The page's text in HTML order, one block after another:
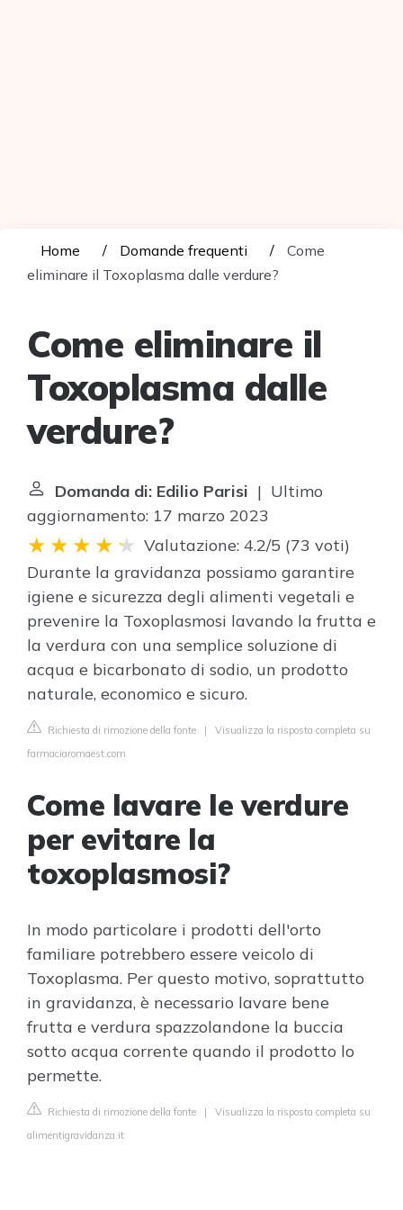
Home Domande frequenti
Come
eliminare il Toxoplasma dalle verdure?
Come eliminare il
Toxoplasma dalle
verdure?
Domanda di: Edilio Parisi | Ultimo
aggiornamento: 17 marzo 2023
Valutazione: 4.2/5 (73 voti)
Durante la gravidanza possiamo garantire
igiene e sicurezza degli alimenti vegetali e
prevenire la Toxoplasmosi lavando la frutta e
la verdura con una semplice soluzione di
acqua e bicarbonato di sodio, un prodotto
naturale, economico e sicuro.
Richiesta di rimozione della fonte | Visualizza la risposta completa su
farmaciaromaest.com
Come lavare le verdure
per evitare la
toxoplasmosi?
In modo particolare i prodotti dell'orto
familiare potrebbero essere veicolo di
Toxoplasma. Per questo motivo, soprattutto
in gravidanza, è necessario lavare bene
frutta e verdura spazzolandone la buccia
sotto acqua corrente quando il prodotto lo
permette.
Richiesta di rimozione della fonte | Visualizza la risposta completa su
alimentigravidanza.it